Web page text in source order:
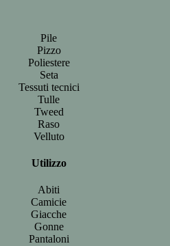
Pile
Pizzo
Poliestere
Seta
Tessuti tecnici
Tulle
Tweed
Raso
Velluto
Utilizzo
Abiti
Camicie
Giacche
Gonne
Pantaloni